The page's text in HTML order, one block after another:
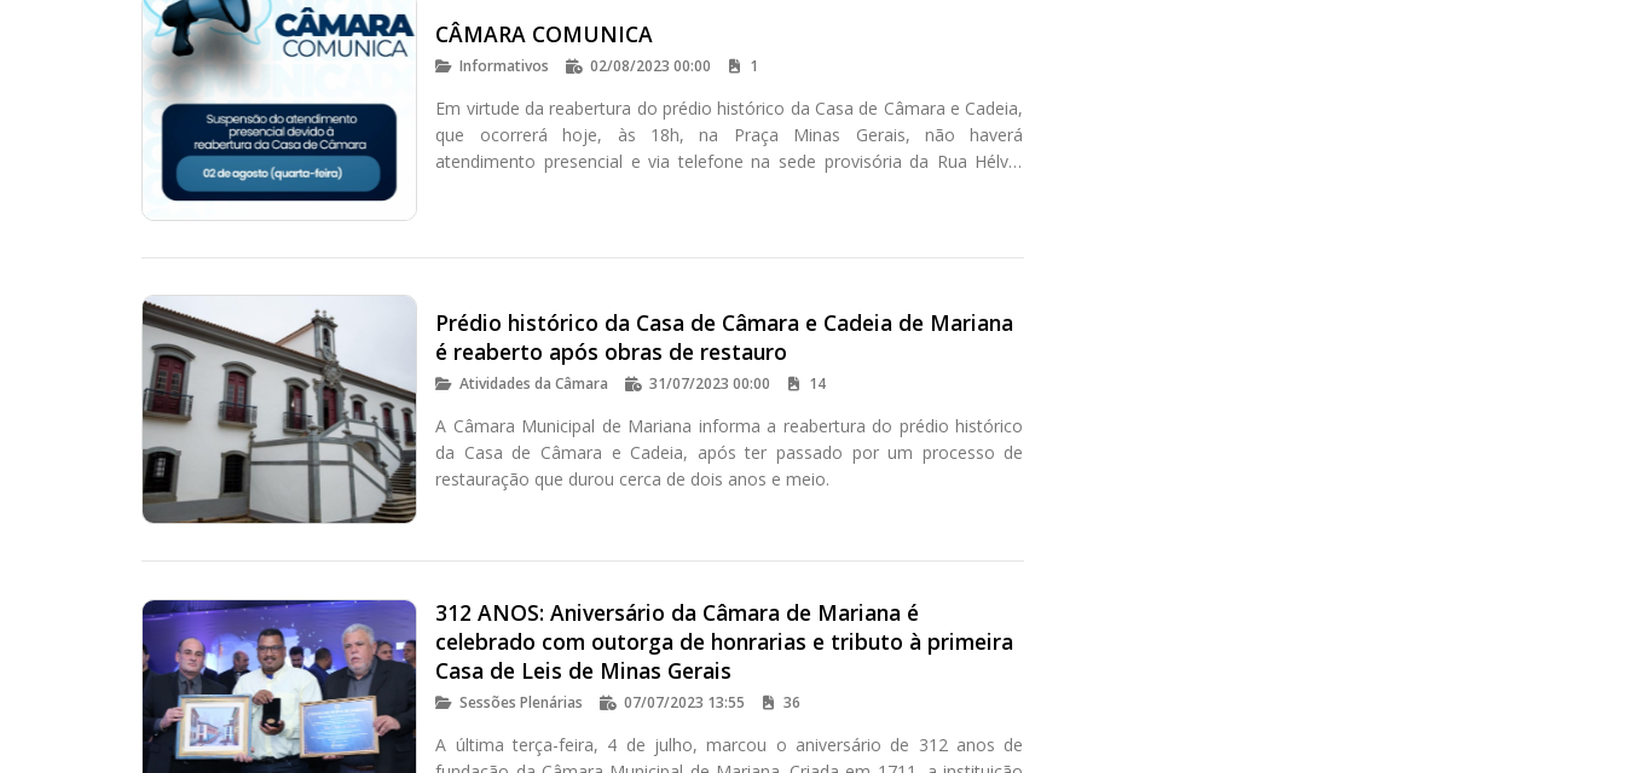
CÂMARA COMUNICA
Informativos 02/08/2023 00:00 1
Em virtude da reabertura do prédio histórico da Casa de Câmara e Cadeia,
que ocorrerá hoje, às 18h, na Praça Minas Gerais, não haverá
atendimento presencial e via telefone na sede provisória da Rua Hélvio
Prédio histórico da Casa de Câmara e Cadeia de Mariana
é reaberto após obras de restauro
Atividades da Câmara 31/07/2023 00:00 14
A Câmara Municipal de Mariana informa a reabertura do prédio histórico
da Casa de Câmara e Cadeia, após ter passado por um processo de
restauração que durou cerca de dois anos e meio.
312 ANOS: Aniversário da Câmara de Mariana é
celebrado com outorga de honrarias e tributo à primeira
Casa de Leis de Minas Gerais
Sessões Plenárias 07/07/2023 13:55 36
A última terça-feira, 4 de julho, marcou o aniversário de 312 anos de